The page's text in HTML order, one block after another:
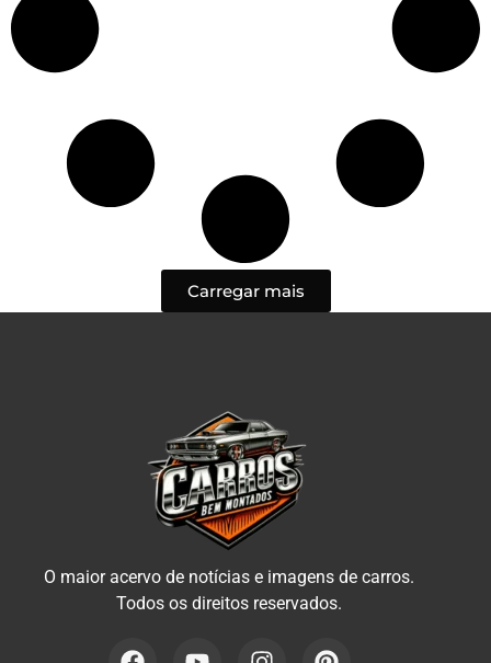
Carregar mais
O maior acervo de notícias e imagens de carros.
Todos os direitos reservados.